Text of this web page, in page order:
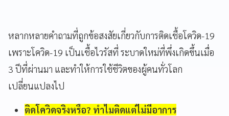
หลากหลายคำถามที่ถูกข้อสงสัยเกี่ยวกับการติดเชื้อโควิด-19
เพราะโควิด-19 เป็นเชื้อไวรัสที่ ระบาดใหม่ที่พึ่งเกิดขึ้นเมื่อ
3 ปีที่ผ่านมา และทำให้การใช้ชีวิตของผู้คนทั่วโลก
เปลี่ยนแปลงไป
ติดโควิดจริงหรือ? ทำไมติดแต่ไม่มีอาการ